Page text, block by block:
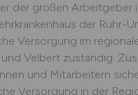
der großen Arbeitgeber
der Ruhr-
Versorgung im
Velbert zuständig.
und Mitarbeitern
Versorgung in der